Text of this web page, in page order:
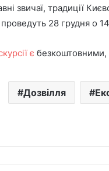
звичаї, традиції
28 грудня о
є безкоштовними,
Дозвілля